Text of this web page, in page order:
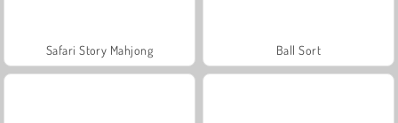
Safari Story Mahjong Ball Sort